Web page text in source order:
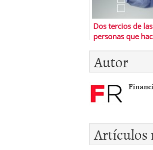
Dos tercios de las
personas que
superanâ€¦ Â¿Y
Autor
Artículos